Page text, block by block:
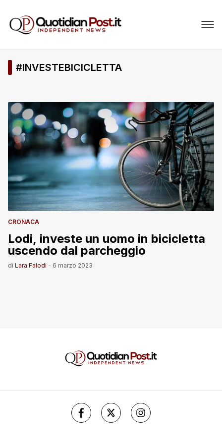
#INVESTEBICICLETTA
CRONACA
Lodi, investe un uomo in bicicletta
uscendo dal parcheggio
di Lara Falodi - 6 marzo 2023